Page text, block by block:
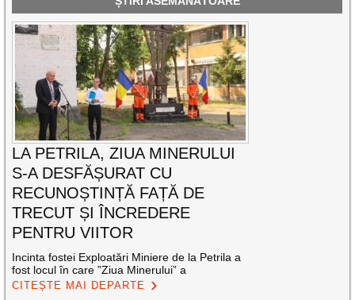
LA PETRILA, ZIUA MINERULUI
S-A DESFĂȘURAT CU
RECUNOȘTINȚĂ FAȚĂ DE
TRECUT ȘI ÎNCREDERE
PENTRU VIITOR
Incinta fostei Exploatări Miniere de la Petrila a
fost locul în care ”Ziua Minerului” a
CITEȘTE MAI DEPARTE